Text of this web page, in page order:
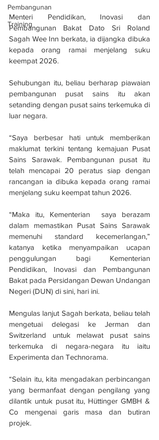
Pembangunan
Training
Menteri Pendidikan, Inovasi dan
Pembangunan Bakat Dato Sri Roland
Sagah Wee Inn berkata, ia dijangka dibuka
kepada orang ramai menjelang suku
keempat 2026.
Sehubungan itu, beliau berharap piawaian
pembangunan pusat sains itu akan
setanding dengan pusat sains terkemuka di
luar negara.
“Saya berbesar hati untuk memberikan
maklumat terkini tentang kemajuan Pusat
Sains Sarawak. Pembangunan pusat itu
telah mencapai 20 peratus siap dengan
rancangan ia dibuka kepada orang ramai
menjelang suku keempat tahun 2026.
“Maka itu, Kementerian  saya berazam
dalam memastikan Pusat Sains Sarawak
memenuhi standard kecemerlangan,”
katanya ketika menyampaikan ucapan
penggulungan bagi Kementerian
Pendidikan, Inovasi dan Pembangunan
Bakat pada Persidangan Dewan Undangan
Negeri (DUN) di sini, hari ini.
Mengulas lanjut Sagah berkata, beliau telah
mengetuai delegasi ke Jerman dan
Switzerland untuk melawat pusat sains
terkemuka di negara-negara itu iaitu
Experimenta dan Technorama.
“Selain itu, kita mengadakan perbincangan
yang bermanfaat dengan pengilang yang
dilantik untuk pusat itu, Hüttinger GMBH &
Co mengenai garis masa dan butiran
projek.